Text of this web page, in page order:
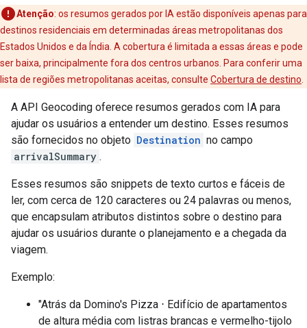
Atenção: os resumos gerados por IA estão disponíveis apenas para
destinos residenciais em determinadas áreas metropolitanas dos
Estados Unidos e da Índia. A cobertura é limitada a essas áreas e pode
ser baixa, principalmente fora dos centros urbanos. Para conferir uma
lista de regiões metropolitanas aceitas, consulte Cobertura de destino
A API Geocoding oferece resumos gerados com IA para
ajudar os usuários a entender um destino. Esses resumos
são fornecidos no objeto Destination no campo
arrivalSummary .
Esses resumos são snippets de texto curtos e fáceis de
ler, com cerca de 120 caracteres ou 24 palavras ou menos,
que encapsulam atributos distintos sobre o destino para
ajudar os usuários durante o planejamento e a chegada da
viagem.
Exemplo:
"Atrás da Domino's Pizza ⋅ Edifício de apartamentos
de altura média com listras brancas e vermelho-tijolo